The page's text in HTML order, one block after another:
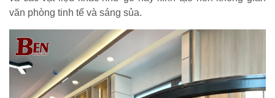
văn phòng tinh tế và sáng sủa.